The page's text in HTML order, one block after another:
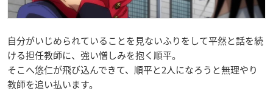
自分がいじめられていることを見ないふりをして平然と話を続
ける担任教師に、強い憎しみを抱く順平。
そこへ悠仁が飛び込んできて、順平と2人になろうと無理やり
教師を追い払います。